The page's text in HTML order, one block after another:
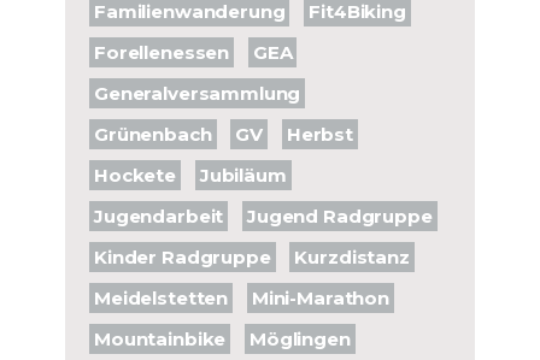
Familienwanderung
Fit4Biking
Forellenessen
GEA
Generalversammlung
Grünenbach
GV
Herbst
Hockete
Jubiläum
Jugendarbeit
Jugend Radgruppe
Kinder Radgruppe
Kurzdistanz
Meidelstetten
Mini-Marathon
Mountainbike
Möglingen